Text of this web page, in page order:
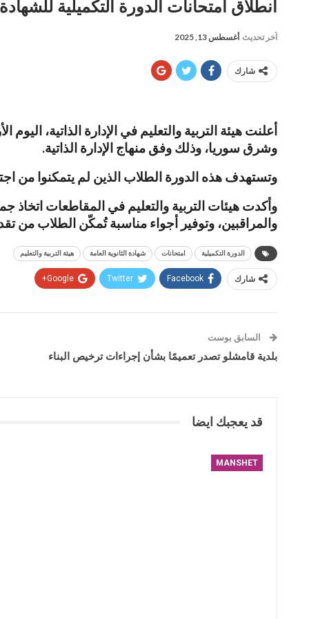
انطلاق امتحانات الدورة التكميلية
آخر تحديث أغسطس 13, 2025
شارك
أعلنت هيئة التربية والتعليم في الإدارة الذاتية،
وشرق سوريا، وذلك وفق منهاج الإدارة الذاتية.
وتستهدف هذه الدورة الطلاب الذين لم يتمكنوا من
وأكدت هيئات التربية والتعليم في المقاطعات اتخاذ
والمراقبين، وتوفير أجواء مناسبة تُمكّن الطلاب من
الدورة التكميلية امتحانات شهادة الثانوية العامة هيئة التربية والتعليم
شارك Facebook
Twitter
Google+
السابق بوست
بلدية قامشلو تصدر تعميمًا بشأن إجراءات ترخيص البناء
قد يعجبك ايضا
MANSHET